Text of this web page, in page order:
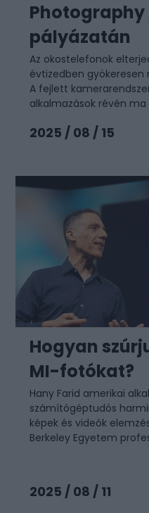
Photography
pályázatán
Az okostelefonok
évtizedben
A fejlett
alkalmazások révén ma
2025 / 08 / 15
Hogyan
MI-fotókat?
Hany Farid amerikai
számítógéptudós
képek és videók
Berkeley Egyetem
2025 / 08 / 11